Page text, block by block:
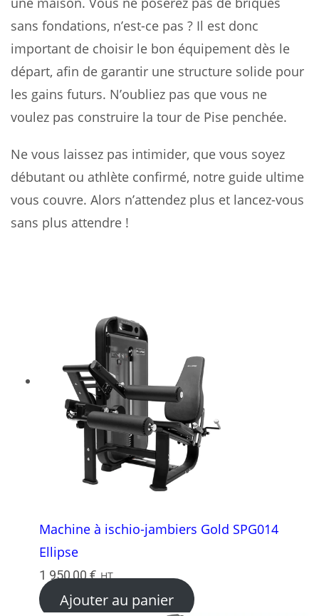
sans fondations, n’est-ce pas ? Il est donc
important de choisir le bon équipement dès le
départ, afin de garantir une structure solide pour
les gains futurs. N’oubliez pas que vous ne
voulez pas construire la tour de Pise penchée.
Ne vous laissez pas intimider, que vous soyez
débutant ou athlète confirmé, notre guide ultime
vous couvre. Alors n’attendez plus et lancez-vous
sans plus attendre !
Machine à ischio-jambiers Gold SPG014
Ellipse
1 950,00€ HT
Ajouter au panier